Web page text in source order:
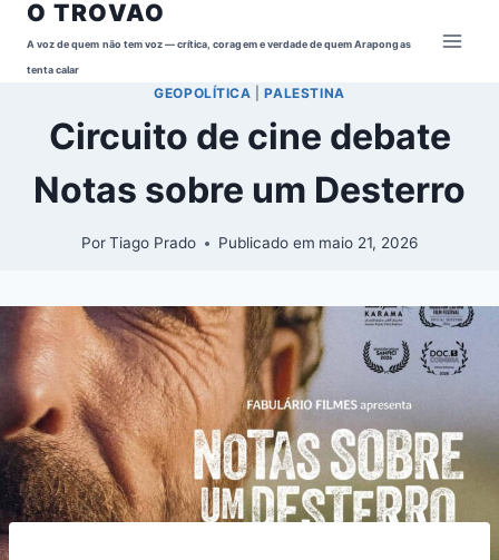
Pular
para
O TROVAO
A voz de quem não tem voz — crítica, coragem e verdade de quem Arapongas
tenta calar
GEOPOLÍTICA |PALESTINA
Circuito de cine debate
Notas sobre um Desterro
PorTiago Prado Publicado em maio 21, 2026